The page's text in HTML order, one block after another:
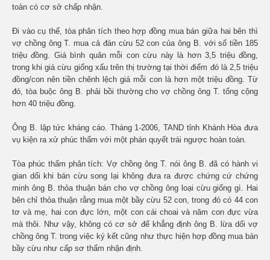
toàn có cơ sở chấp nhận.
Đi vào cụ thể, tòa phân tích theo hợp đồng mua bán giữa hai bên thì
vợ chồng ông T. mua cả đàn cừu 52 con của ông B. với số tiền 185
triệu đồng. Giá bình quân mỗi con cừu này là hơn 3,5 triệu đồng,
trong khi giá cừu giống xấu trên thị trường tại thời điểm đó là 2,5 triệu
đồng/con nên tiền chênh lệch giá mỗi con là hơn một triệu đồng. Từ
đó, tòa buộc ông B. phải bồi thường cho vợ chồng ông T. tổng cộng
hơn 40 triệu đồng.
Ông B. lập tức kháng cáo. Tháng 1-2006, TAND tỉnh Khánh Hòa đưa
vụ kiện ra xử phúc thẩm với một phán quyết trái ngược hoàn toàn.
Tòa phúc thẩm phân tích: Vợ chồng ông T. nói ông B. đã có hành vi
gian dối khi bán cừu song lại không đưa ra được chứng cứ chứng
minh ông B. thỏa thuận bán cho vợ chồng ông loại cừu giống gì. Hai
bên chỉ thỏa thuận rằng mua một bầy cừu 52 con, trong đó có 44 con
tơ và mẹ, hai con đực lớn, một con cái choai và năm con đực vừa
mà thôi. Như vậy, không có cơ sở để khẳng định ông B. lừa dối vợ
chồng ông T. trong việc ký kết cũng như thực hiện hợp đồng mua bán
bầy cừu như cấp sơ thẩm nhận định.